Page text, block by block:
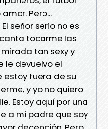
Pero...
señor serio no es
tocarme las
tan sexy y
le devuelvo el
estoy fuera de su
y yo no quiero
Estoy aquí por una
a mi padre que soy